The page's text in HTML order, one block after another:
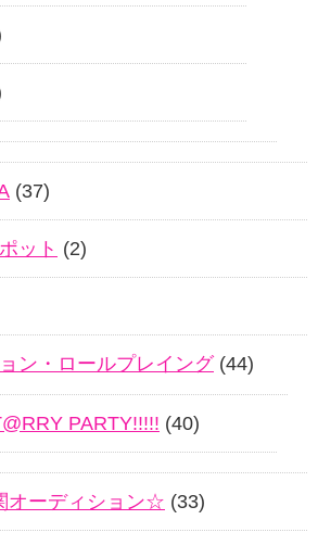
(37)
ット (2)
ン・ロールプレイング(44)
PARTY!!!!! (40)
オーディション☆ (33)